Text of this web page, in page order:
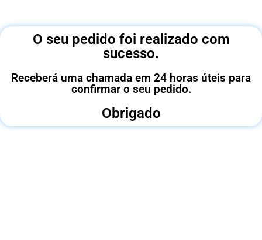
O seu pedido foi realizado com
sucesso.
Receberá uma chamada em 24 horas úteis para
confirmar o seu pedido.
Obrigado